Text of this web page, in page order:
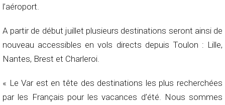
l’aéroport.
A partir de début juillet plusieurs destinations seront ainsi de
nouveau accessibles en vols directs depuis Toulon : Lille,
Nantes, Brest et Charleroi.
« Le Var est en tête des destinations les plus recherchées
par les Français pour les vacances d’été. Nous sommes